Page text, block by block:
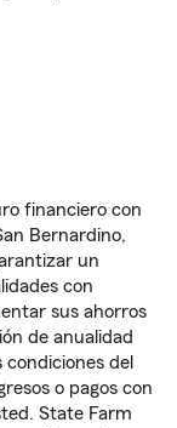
financiero con
Bernardino,
un
con
sus ahorros
de anualidad
del
o pagos con
State Farm